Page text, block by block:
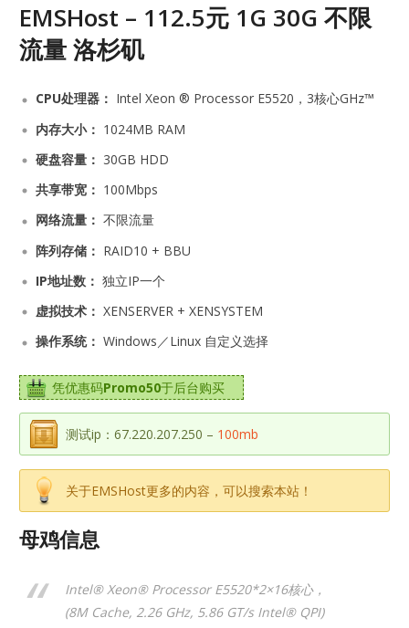
EMSHost – 112.5元 1G 30G 不限
流量 洛杉矶
CPU处理器： Intel Xeon ® Processor E5520，3核心GHz™
内存大小： 1024MB RAM
硬盘容量： 30GB HDD
共享带宽： 100Mbps
网络流量： 不限流量
阵列存储： RAID10 + BBU
IP地址数： 独立IP一个
虚拟技术： XENSERVER + XENSYSTEM
操作系统： Windows／Linux 自定义选择
凭优惠码Promo50于后台购买
测试ip：67.220.207.250 – 100mb
关于EMSHost更多的内容，可以搜索本站！
母鸡信息
Intel® Xeon® Processor E5520*2×16核心，
(8M Cache, 2.26 GHz, 5.86 GT/s Intel® QPI)